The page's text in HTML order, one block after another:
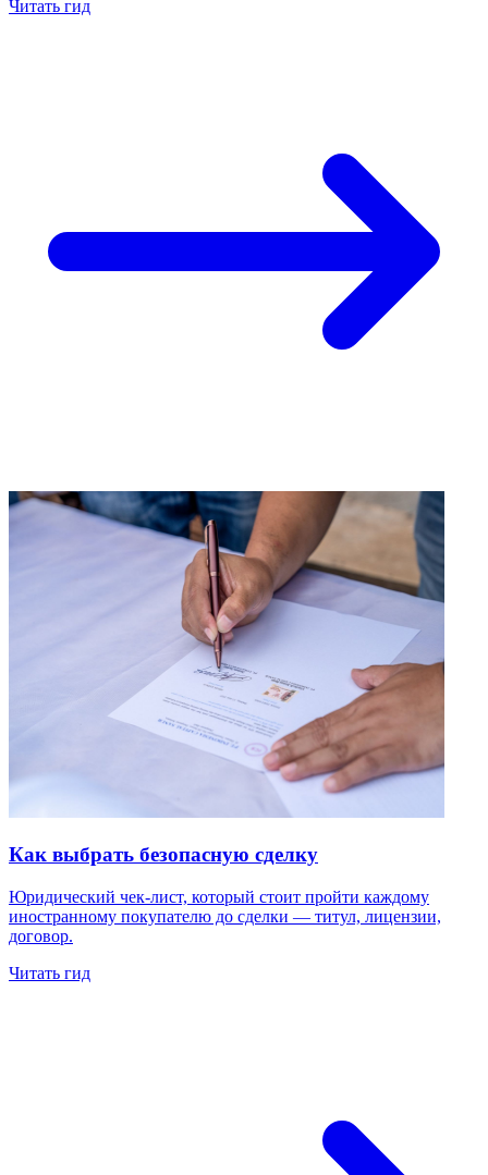
Читать гид
Как выбрать безопасную сделку
Юридический чек-лист, который стоит пройти каждому
иностранному покупателю до сделки — титул, лицензии,
договор.
Читать гид